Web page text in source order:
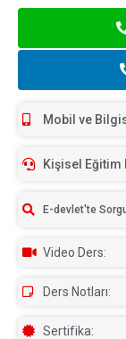
Mobil ve
Kişisel Eğitim
E-devlet'te
Video Ders:
Ders Notları:
Sertifika: